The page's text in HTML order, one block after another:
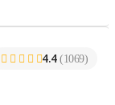
4.4(1069)